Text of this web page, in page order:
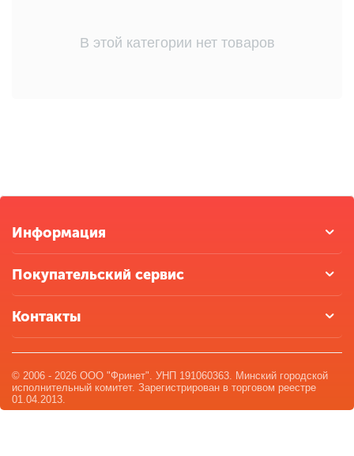
В этой категории нет товаров
Информация
Покупательский сервис
Контакты
© 2006 - 2026 ООО "Фринет". УНП 191060363. Минский городской
исполнительный комитет. Зарегистрирован в торговом реестре
01.04.2013.